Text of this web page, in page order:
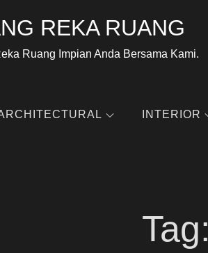
REKA RUANG
Ruang Impian Anda Bersama Kami.
INTERIOR
Tag: